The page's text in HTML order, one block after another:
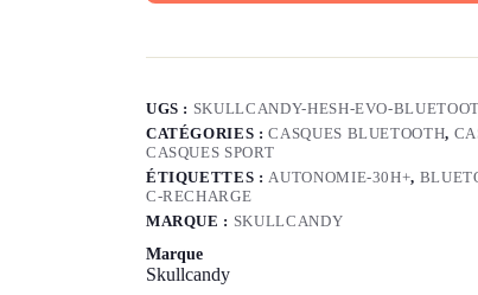
UGS : SKULLCANDY-HESH-EVO-
CATÉGORIES :CASQUES BLUETOOTH,
CASQUES SPORT
ÉTIQUETTES : AUTONOMIE-30H+,
C-RECHARGE
MARQUE : SKULLCANDY
Marque
Skullcandy